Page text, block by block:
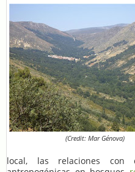
(Credit: Mar Génova)
local, las relaciones